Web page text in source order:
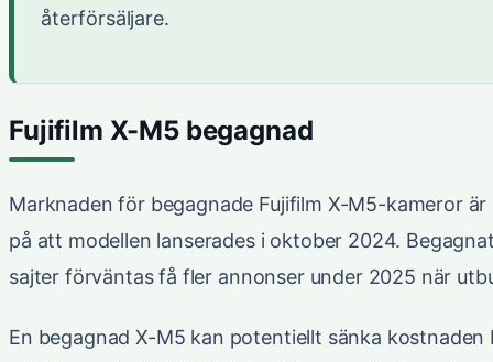
återförsäljare.
Fujifilm X-M5 begagnad
Marknaden för begagnade Fujifilm X-M5-kameror
på att modellen lanserades i oktober 2024.
sajter förväntas få fler annonser under 2025 när
En begagnad X-M5 kan potentiellt sänka